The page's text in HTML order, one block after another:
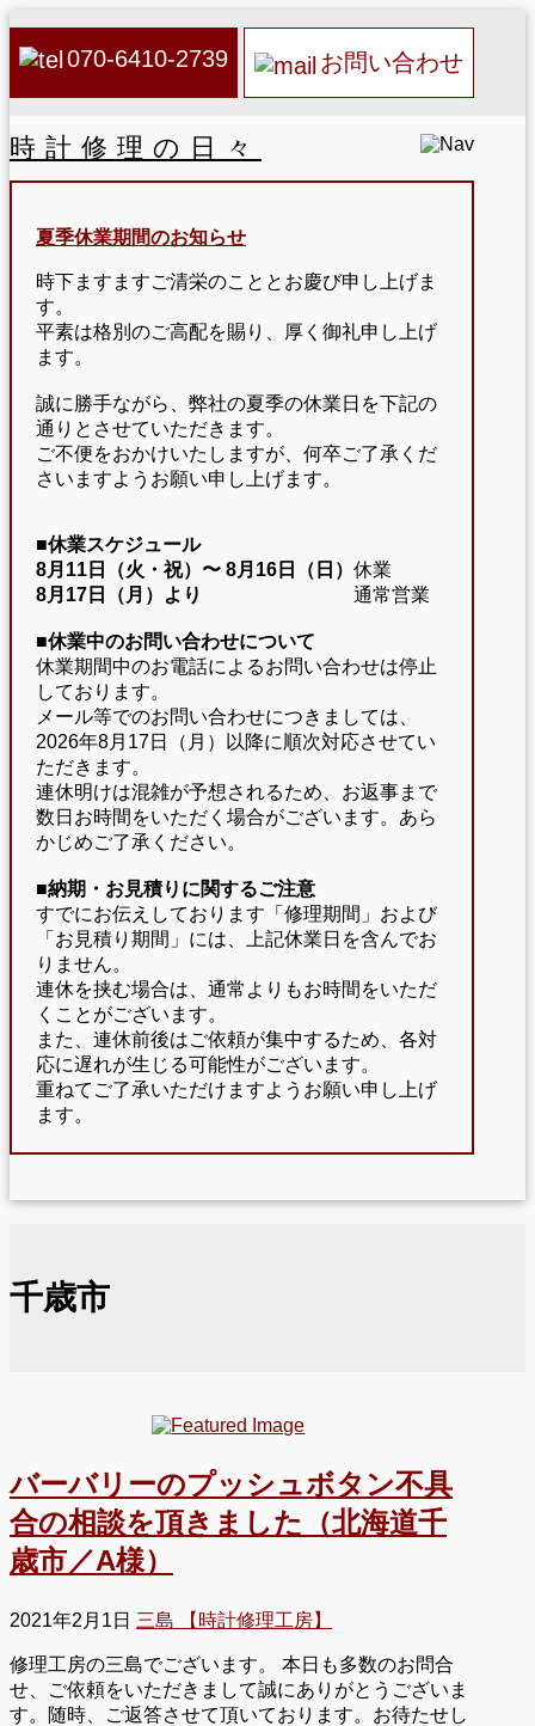
070-6410-2739 お問い合わせ
時計修理の日々
夏季休業期間のお知らせ
時下ますますご清栄のこととお慶び申し上げま
す。
平素は格別のご高配を賜り、厚く御礼申し上げ
ます。
誠に勝手ながら、弊社の夏季の休業日を下記の
通りとさせていただきます。
ご不便をおかけいたしますが、何卒ご了承くだ
さいますようお願い申し上げます。
■休業スケジュール
8月11日（火・祝）〜 8月16日（日） 休業
8月17日（月）より
通常営業
■休業中のお問い合わせについて
休業期間中のお電話によるお問い合わせは停止
しております。
メール等でのお問い合わせにつきましては、
2026年8月17日（月）以降に順次対応させてい
ただきます。
連休明けは混雑が予想されるため、お返事まで
数日お時間をいただく場合がございます。あら
かじめご了承ください。
■納期・お見積りに関するご注意
すでにお伝えしております「修理期間」および
「お見積り期間」には、上記休業日を含んでお
りません。
連休を挟む場合は、通常よりもお時間をいただ
くことがございます。
また、連休前後はご依頼が集中するため、各対
応に遅れが生じる可能性がございます。
重ねてご了承いただけますようお願い申し上げ
ます。
千歳市
バーバリーのプッシュボタン不具
合の相談を頂きました（北海道千
歳市／A様）
2021年2月1日 三島 【時計修理工房】
修理工房の三島でございます。 本日も多数のお問合
せ、ご依頼をいただきまして誠にありがとうございま
す。随時、ご返答させて頂いております。お待たせし